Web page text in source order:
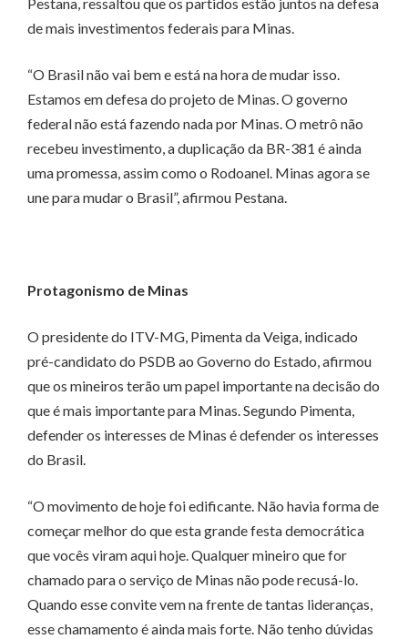
de mais investimentos federais para Minas.
“O Brasil não vai bem e está na hora de mudar isso.
Estamos em defesa do projeto de Minas. O governo
federal não está fazendo nada por Minas. O metrô não
recebeu investimento, a duplicação da BR-381 é ainda
uma promessa, assim como o Rodoanel. Minas agora se
une para mudar o Brasil”, afirmou Pestana.
Protagonismo de Minas
O presidente do ITV-MG, Pimenta da Veiga, indicado
pré-candidato do PSDB ao Governo do Estado, afirmou
que os mineiros terão um papel importante na decisão do
que é mais importante para Minas. Segundo Pimenta,
defender os interesses de Minas é defender os interesses
do Brasil.
“O movimento de hoje foi edificante. Não havia forma de
começar melhor do que esta grande festa democrática
que vocês viram aqui hoje. Qualquer mineiro que for
chamado para o serviço de Minas não pode recusá-lo.
Quando esse convite vem na frente de tantas lideranças,
esse chamamento é ainda mais forte. Não tenho dúvidas